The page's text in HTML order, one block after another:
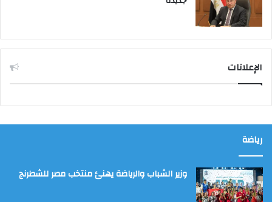
الإعلانات
رياضة
وزير الشباب والرياضة يهنئ منتخب مصر للشطرنج